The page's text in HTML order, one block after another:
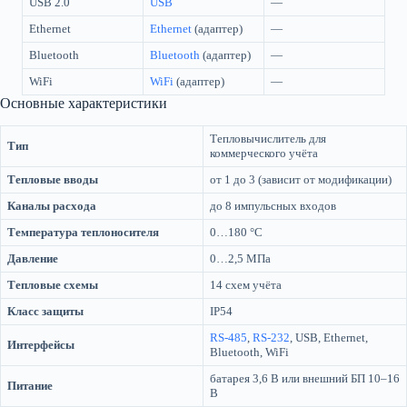
Ethernet
Ethernet(адаптер)
—
Bluetooth
Bluetooth(адаптер)
—
WiFi
WiFi(адаптер) —
Основные характеристики
Тип
Тепловычислитель для
коммерческого учёта
Тепловые вводы
от 1 до 3 (зависит от модификации)
Каналы расхода
до 8 импульсных входов
Температура теплоносителя
0…180 °C
Давление
0…2,5 МПа
Тепловые схемы
14 схем учёта
Класс защиты
IP54
Интерфейсы
RS-485, RS-232, USB, Ethernet,
Bluetooth, WiFi
Питание
батарея 3,6 В или внешний БП 10–16
В